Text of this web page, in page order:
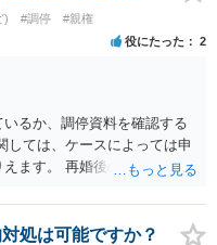
) #調停 #親権
役にたった 2
るか、調停資料を確認する
しては、ケースによっては申
ます。 再婚後の相手方の行
についても確認する必要が
りも個別に弁護士にご相談さ
処は可能ですか？